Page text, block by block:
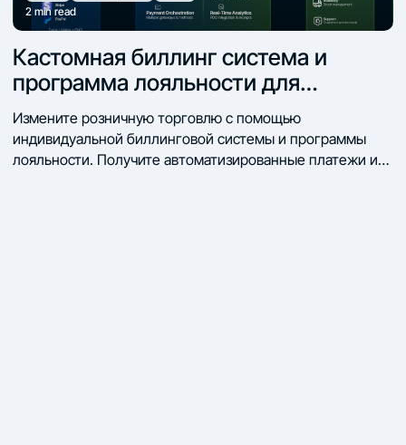
2min read
Кастомная биллинг система и
программа лояльности для
клиентов нового ритейла
Измените розничную торговлю с помощью
индивидуальной биллинговой системы и программы
лояльности. Получите автоматизированные платежи и